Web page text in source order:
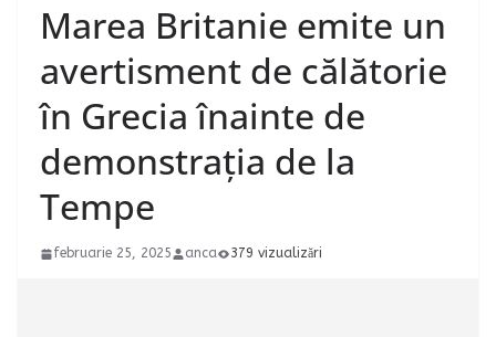
Marea Britanie emite un
avertisment de călătorie
în Grecia înainte de
demonstrația de la
Tempe
februarie 25, 2025 anca 379 vizualizări